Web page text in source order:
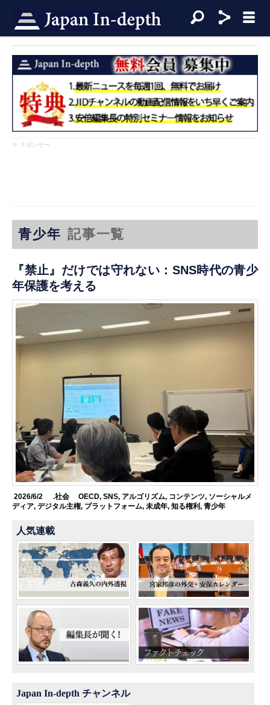
※ スポンサー
青少年 記事一覧
『禁止』だけでは守れない：SNS時代の青少
年保護を考える
2026/6/2 .社会 OECD, SNS, アルゴリズム, コンテンツ, ソーシャルメ
ディア,デジタル主権, プラットフォーム,未成年,知る権利,青少年
人気連載
Japan In-depth チャンネル